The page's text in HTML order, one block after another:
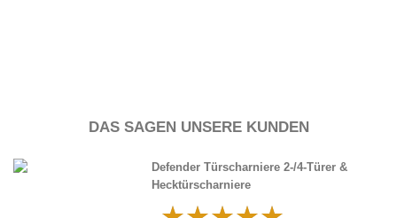
DAS SAGEN UNSERE KUNDEN
Defender Türscharniere 2-/4-Türer &
Hecktürscharniere